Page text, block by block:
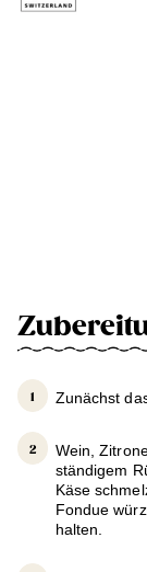
Zunächst
Wein,
ständigem
Käse
Fondue
halten.